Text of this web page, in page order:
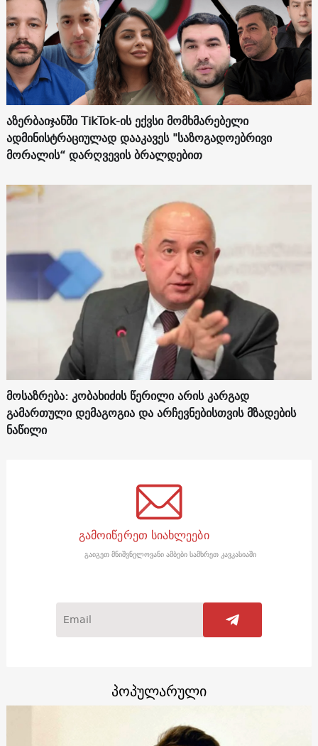
აზერბაიჯანში TikTok-ის ექვსი მომხმარებელი
ადმინისტრაციულად დააკავეს "საზოგადოებრივი
მორალის“ დარღვევის ბრალდებით
მოსაზრება: კობახიძის წერილი არის კარგად
გამართული დემაგოგია და არჩევნებისთვის მზადების
ნაწილი
გამოიწერეთ სიახლეები
გაიგეთ მნიშვნელოვანი ამბები სამხრეთ კავკასიაში
პოპულარული